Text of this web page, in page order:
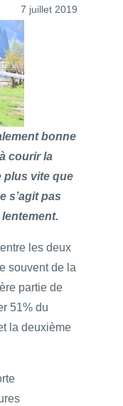
7 juillet 2019
bonne
courir la
plus vite que
s’agit pas
entre les deux
souvent de la
partie de
51% du
la deuxième